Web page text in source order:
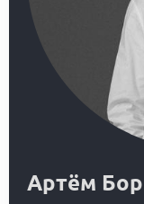
Артём